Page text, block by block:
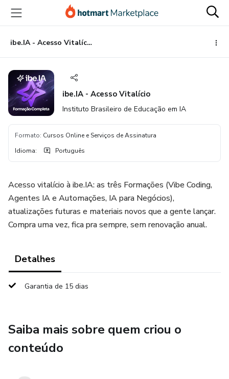
para
conteúdo
principal
para
pagamento
para
rodapé
ibe.IA - Acesso Vitalício
ibe.IA - Acesso Vitalício
Instituto Brasileiro de Educação em IA
Formato: Cursos Online e Serviços de Assinatura
Idioma: Português
Acesso vitalício à ibe.IA: as três Formações (Vibe Coding,
Agentes IA e Automações, IA para Negócios),
atualizações futuras e materiais novos que a gente lançar.
Compra uma vez, fica pra sempre, sem renovação anual.
Detalhes
Garantia de 15 dias
Saiba mais sobre quem criou o
conteúdo